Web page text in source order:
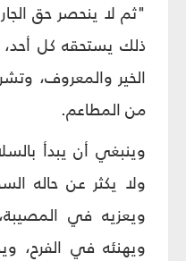
"ثم لا ينحصر حق
ذلك يستحقه كل أحد،
الخير والمعروف،
من المطاعم.
وينبغي أن يبدأ
ولا يكثر عن حاله
ويعزيه في
ويهنئه في الفرح،